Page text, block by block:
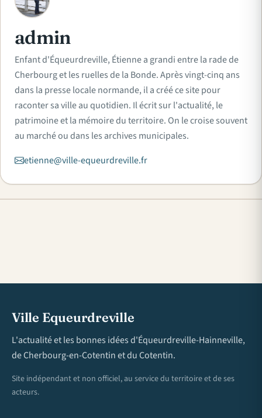
admin
Enfant d'Équeurdreville, Étienne a grandi entre la rade de
Cherbourg et les ruelles de la Bonde. Après vingt-cinq ans
dans la presse locale normande, il a créé ce site pour
raconter sa ville au quotidien. Il écrit sur l'actualité, le
patrimoine et la mémoire du territoire. On le croise souvent
au marché ou dans les archives municipales.
etienne@ville-equeurdreville.fr
Ville Equeurdreville
L'actualité et les bonnes idées d'Équeurdreville-Hainneville,
de Cherbourg-en-Cotentin et du Cotentin.
Site indépendant et non officiel, au service du territoire et de ses
acteurs.